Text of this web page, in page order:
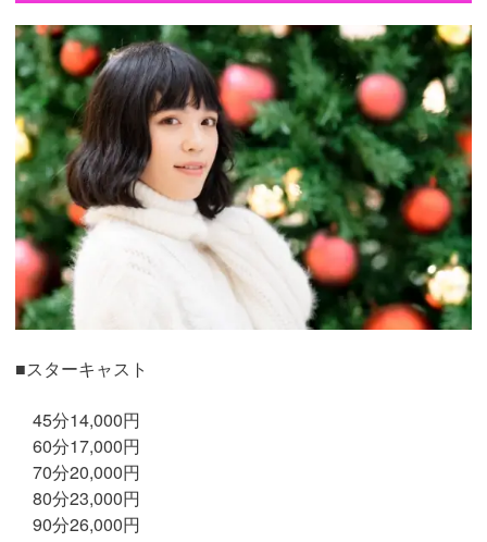
■スターキャスト
45分14,000円
60分17,000円
70分20,000円
80分23,000円
90分26,000円